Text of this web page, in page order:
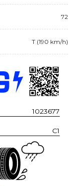
72
T (190 km/h)
1023677
C1